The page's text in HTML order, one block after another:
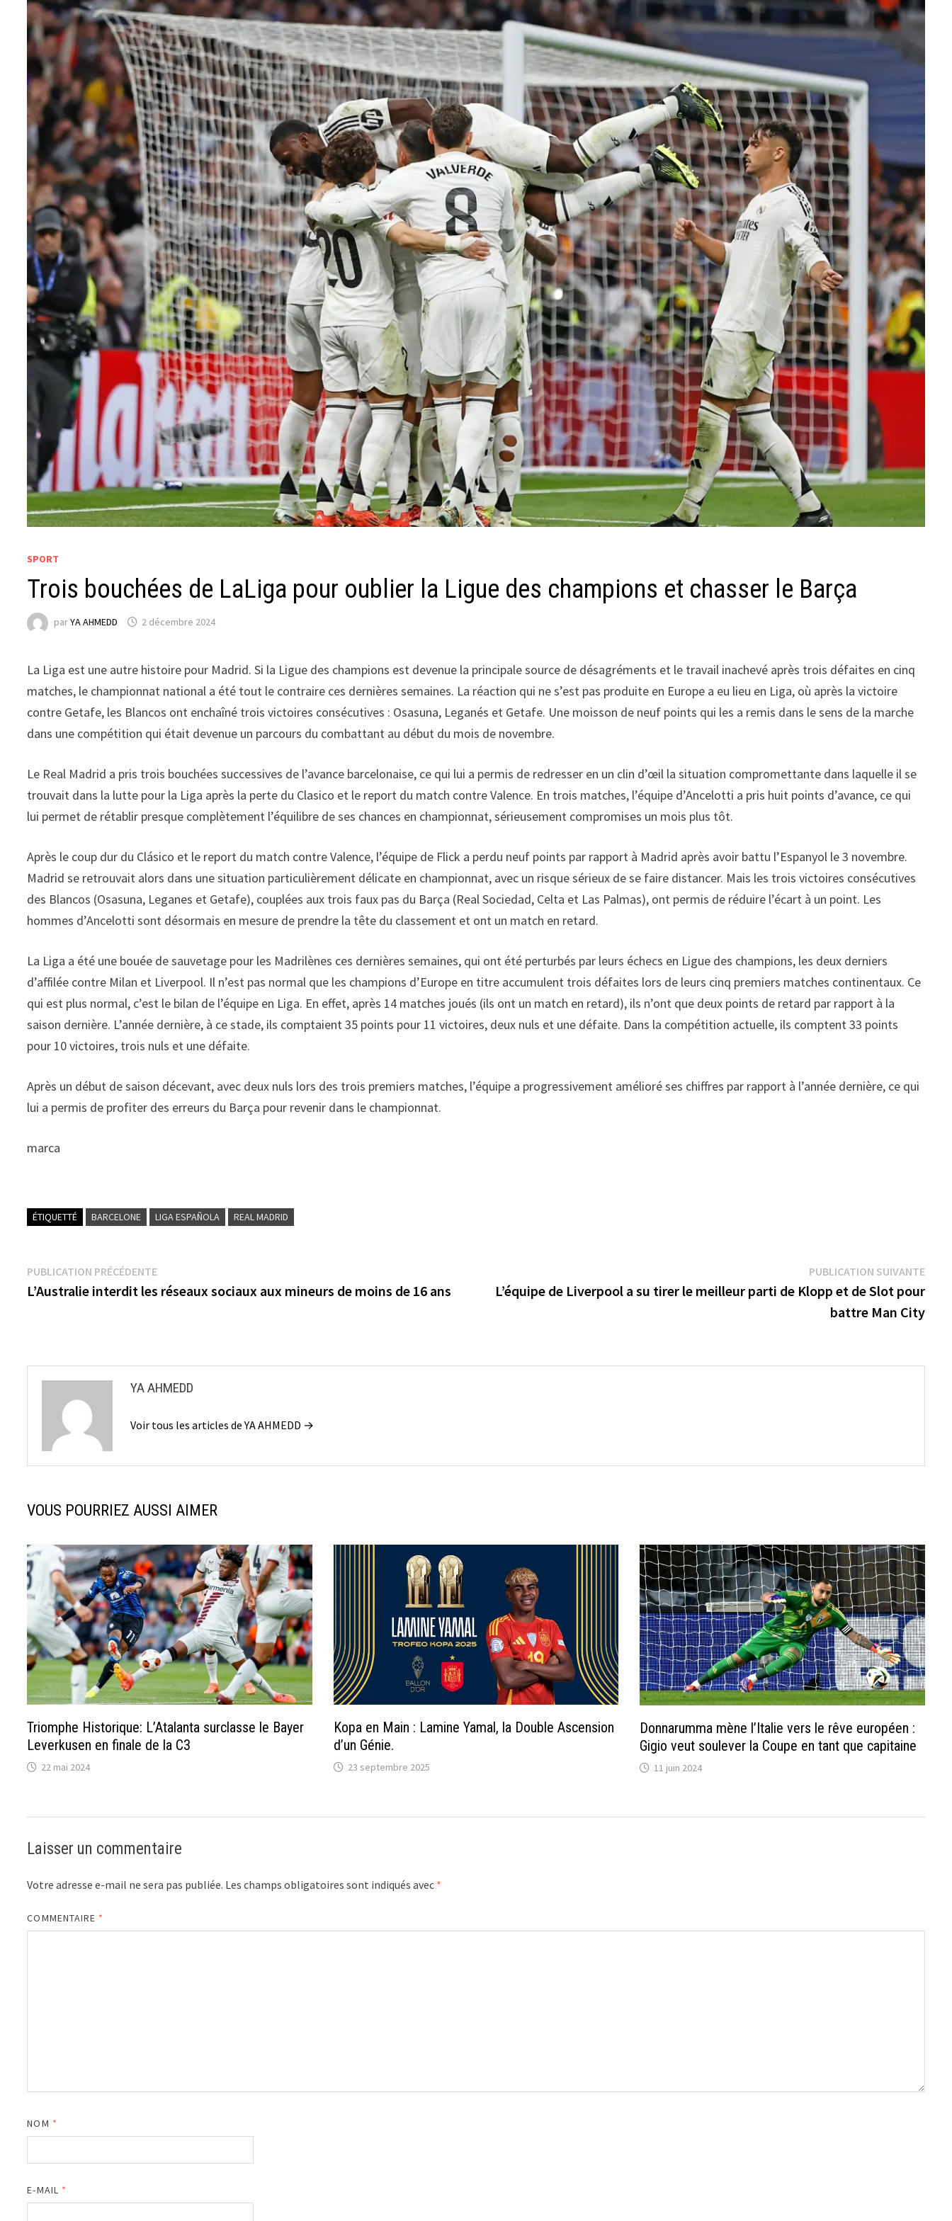
SPORT
Trois bouchées de LaLiga pour oublier la Ligue des champions et chasser le Barça
parYA AHMEDD 2 décembre 2024
La Liga est une autre histoire pour Madrid. Si la Ligue des champions est devenue la principale source de désagréments et le travail inachevé après trois défaites en cinq
matches, le championnat national a été tout le contraire ces dernières semaines. La réaction qui ne s’est pas produite en Europe a eu lieu en Liga, où après la victoire
contre Getafe, les Blancos ont enchaîné trois victoires consécutives : Osasuna, Leganés et Getafe. Une moisson de neuf points qui les a remis dans le sens de la marche
dans une compétition qui était devenue un parcours du combattant au début du mois de novembre.
Le Real Madrid a pris trois bouchées successives de l’avance barcelonaise, ce qui lui a permis de redresser en un clin d’œil la situation compromettante dans laquelle il se
trouvait dans la lutte pour la Liga après la perte du Clasico et le report du match contre Valence. En trois matches, l’équipe d’Ancelotti a pris huit points d’avance, ce qui
lui permet de rétablir presque complètement l’équilibre de ses chances en championnat, sérieusement compromises un mois plus tôt.
Après le coup dur du Clásico et le report du match contre Valence, l’équipe de Flick a perdu neuf points par rapport à Madrid après avoir battu l’Espanyol le 3 novembre.
Madrid se retrouvait alors dans une situation particulièrement délicate en championnat, avec un risque sérieux de se faire distancer. Mais les trois victoires consécutives
des Blancos (Osasuna, Leganes et Getafe), couplées aux trois faux pas du Barça (Real Sociedad, Celta et Las Palmas), ont permis de réduire l’écart à un point. Les
hommes d’Ancelotti sont désormais en mesure de prendre la tête du classement et ont un match en retard.
La Liga a été une bouée de sauvetage pour les Madrilènes ces dernières semaines, qui ont été perturbés par leurs échecs en Ligue des champions, les deux derniers
d’affilée contre Milan et Liverpool. Il n’est pas normal que les champions d’Europe en titre accumulent trois défaites lors de leurs cinq premiers matches continentaux. Ce
qui est plus normal, c’est le bilan de l’équipe en Liga. En effet, après 14 matches joués (ils ont un match en retard), ils n’ont que deux points de retard par rapport à la
saison dernière. L’année dernière, à ce stade, ils comptaient 35 points pour 11 victoires, deux nuls et une défaite. Dans la compétition actuelle, ils comptent 33 points
pour 10 victoires, trois nuls et une défaite.
Après un début de saison décevant, avec deux nuls lors des trois premiers matches, l’équipe a progressivement amélioré ses chiffres par rapport à l’année dernière, ce qui
lui a permis de profiter des erreurs du Barça pour revenir dans le championnat.
marca
ÉTIQUETTÉ BARCELONE LIGA ESPAÑOLA REAL MADRID
Navigation
de
PUBLICATION PRÉCÉDENTEPublication
précédente :
L’Australie interdit les réseaux sociaux aux mineurs de moins de 16 ans
PUBLICATION SUIVANTE
L’équipe de Liverpool a su tirer le meilleur parti de Klopp et de Slot pour
battre Man City
YA AHMEDD
Voir tous les articles de YA AHMEDD →
VOUS POURRIEZ AUSSI AIMER
Triomphe Historique: L’Atalanta surclasse le Bayer
Leverkusen en finale de la C3
22 mai 2024
Kopa en Main : Lamine Yamal, la Double Ascension
d’un Génie.
23 septembre 2025
Donnarumma mène l’Italie vers le rêve européen :
Gigio veut soulever la Coupe en tant que capitaine
11 juin 2024
Laisser un commentaire
Votre adresse e-mail ne sera pas publiée. Les champs obligatoires sont indiqués avec *
COMMENTAIRE *
NOM *
E-MAIL *